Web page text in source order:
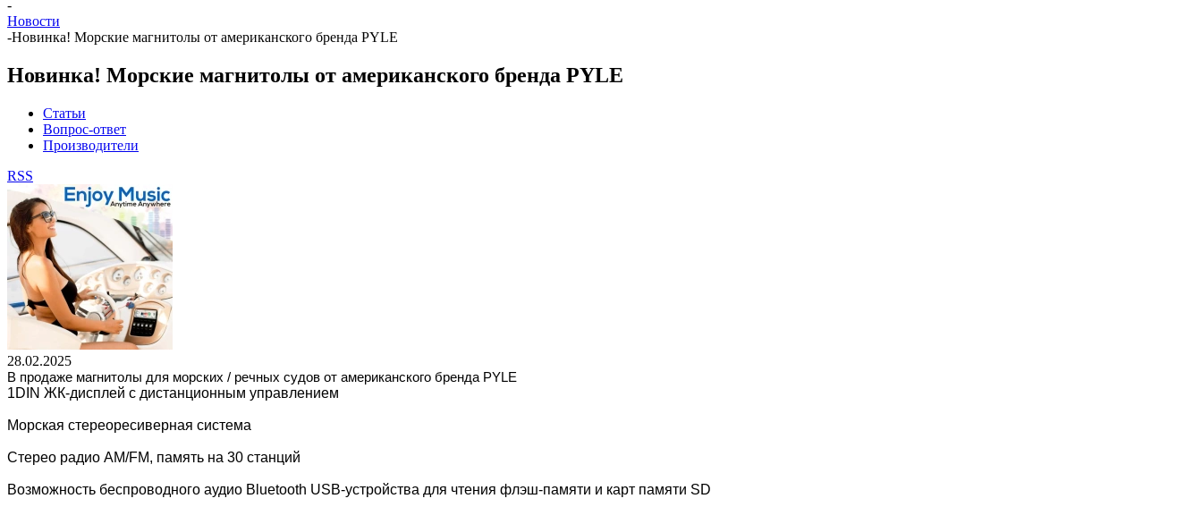
-
Новости
-Новинка! Морские магнитолы от американского бренда PYLE
Новинка! Морские магнитолы от американского бренда PYLE
Статьи
Вопрос-ответ
Производители
RSS
28.02.2025
В продаже магнитолы для морских / речных судов от американского бренда PYLE
1DIN ЖК-дисплей с дистанционным управлением
Морская стереоресиверная система
Стерео радио AM/FM, память на 30 станций
Возможность беспроводного аудио Bluetooth USB-устройства для чтения флэш-памяти и карт памяти SD